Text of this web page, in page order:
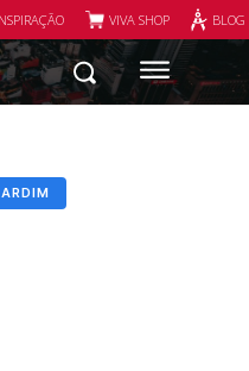
VIVA SHOP